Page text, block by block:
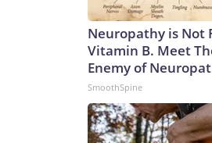
College,
and as such
said.It’s a key point in
Communist Party
of an aggressive
International Institute
submarines over the
Neuropathy is Not
Vitamin B. Meet
Enemy of
SmoothSpine